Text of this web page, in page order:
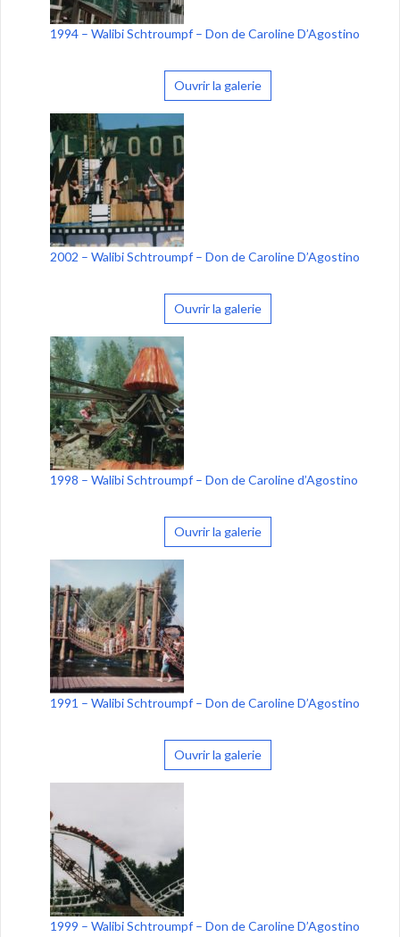
1994 – Walibi Schtroumpf – Don de Caroline D’Agostino
Ouvrir la galerie
2002 – Walibi Schtroumpf – Don de Caroline D’Agostino
Ouvrir la galerie
1998 – Walibi Schtroumpf – Don de Caroline d’Agostino
Ouvrir la galerie
1991 – Walibi Schtroumpf – Don de Caroline D’Agostino
Ouvrir la galerie
1999 – Walibi Schtroumpf – Don de Caroline D’Agostino